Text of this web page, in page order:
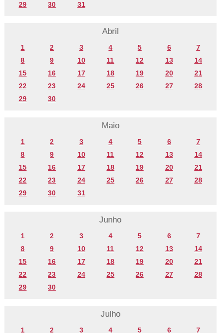
29
30 31
Abril
1 2 3 4 5 6
7
8
9 10 11 12 13
14
15
16 17 18 19 20
21
22
23 24 25 26 27
28
29
30
Maio
1 2 3 4 5 6
7
8
9 10 11 12 13
14
15
16 17 18 19 20
21
22
23 24 25 26 27
28
29
30 31
Junho
1 2 3 4 5 6
7
8
9 10 11 12 13
14
15
16 17 18 19 20
21
22
23 24 25 26 27
28
29
30
Julho
1 2 3 4 5 6
7